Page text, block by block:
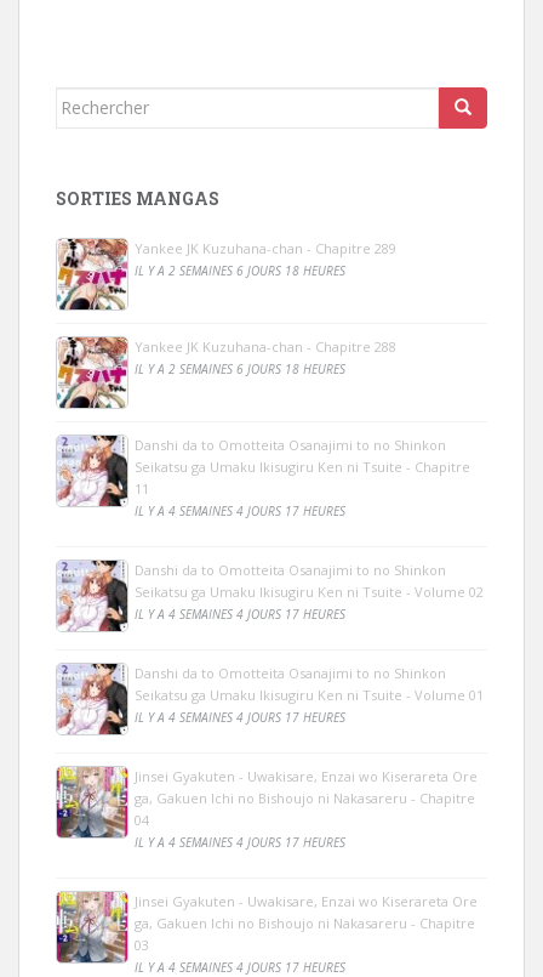
Rechercher...
SORTIES MANGAS
Yankee JK Kuzuhana-chan - Chapitre 289
IL Y A 2 SEMAINES 6 JOURS 18 HEURES
Yankee JK Kuzuhana-chan - Chapitre 288
IL Y A 2 SEMAINES 6 JOURS 18 HEURES
Danshi da to Omotteita Osanajimi to no Shinkon
Seikatsu ga Umaku Ikisugiru Ken ni Tsuite - Chapitre
11
IL Y A 4 SEMAINES 4 JOURS 17 HEURES
Danshi da to Omotteita Osanajimi to no Shinkon
Seikatsu ga Umaku Ikisugiru Ken ni Tsuite - Volume 02
IL Y A 4 SEMAINES 4 JOURS 17 HEURES
Danshi da to Omotteita Osanajimi to no Shinkon
Seikatsu ga Umaku Ikisugiru Ken ni Tsuite - Volume 01
IL Y A 4 SEMAINES 4 JOURS 17 HEURES
Jinsei Gyakuten - Uwakisare, Enzai wo Kiserareta Ore
ga, Gakuen Ichi no Bishoujo ni Nakasareru - Chapitre
04
IL Y A 4 SEMAINES 4 JOURS 17 HEURES
Jinsei Gyakuten - Uwakisare, Enzai wo Kiserareta Ore
ga, Gakuen Ichi no Bishoujo ni Nakasareru - Chapitre
03
IL Y A 4 SEMAINES 4 JOURS 17 HEURES